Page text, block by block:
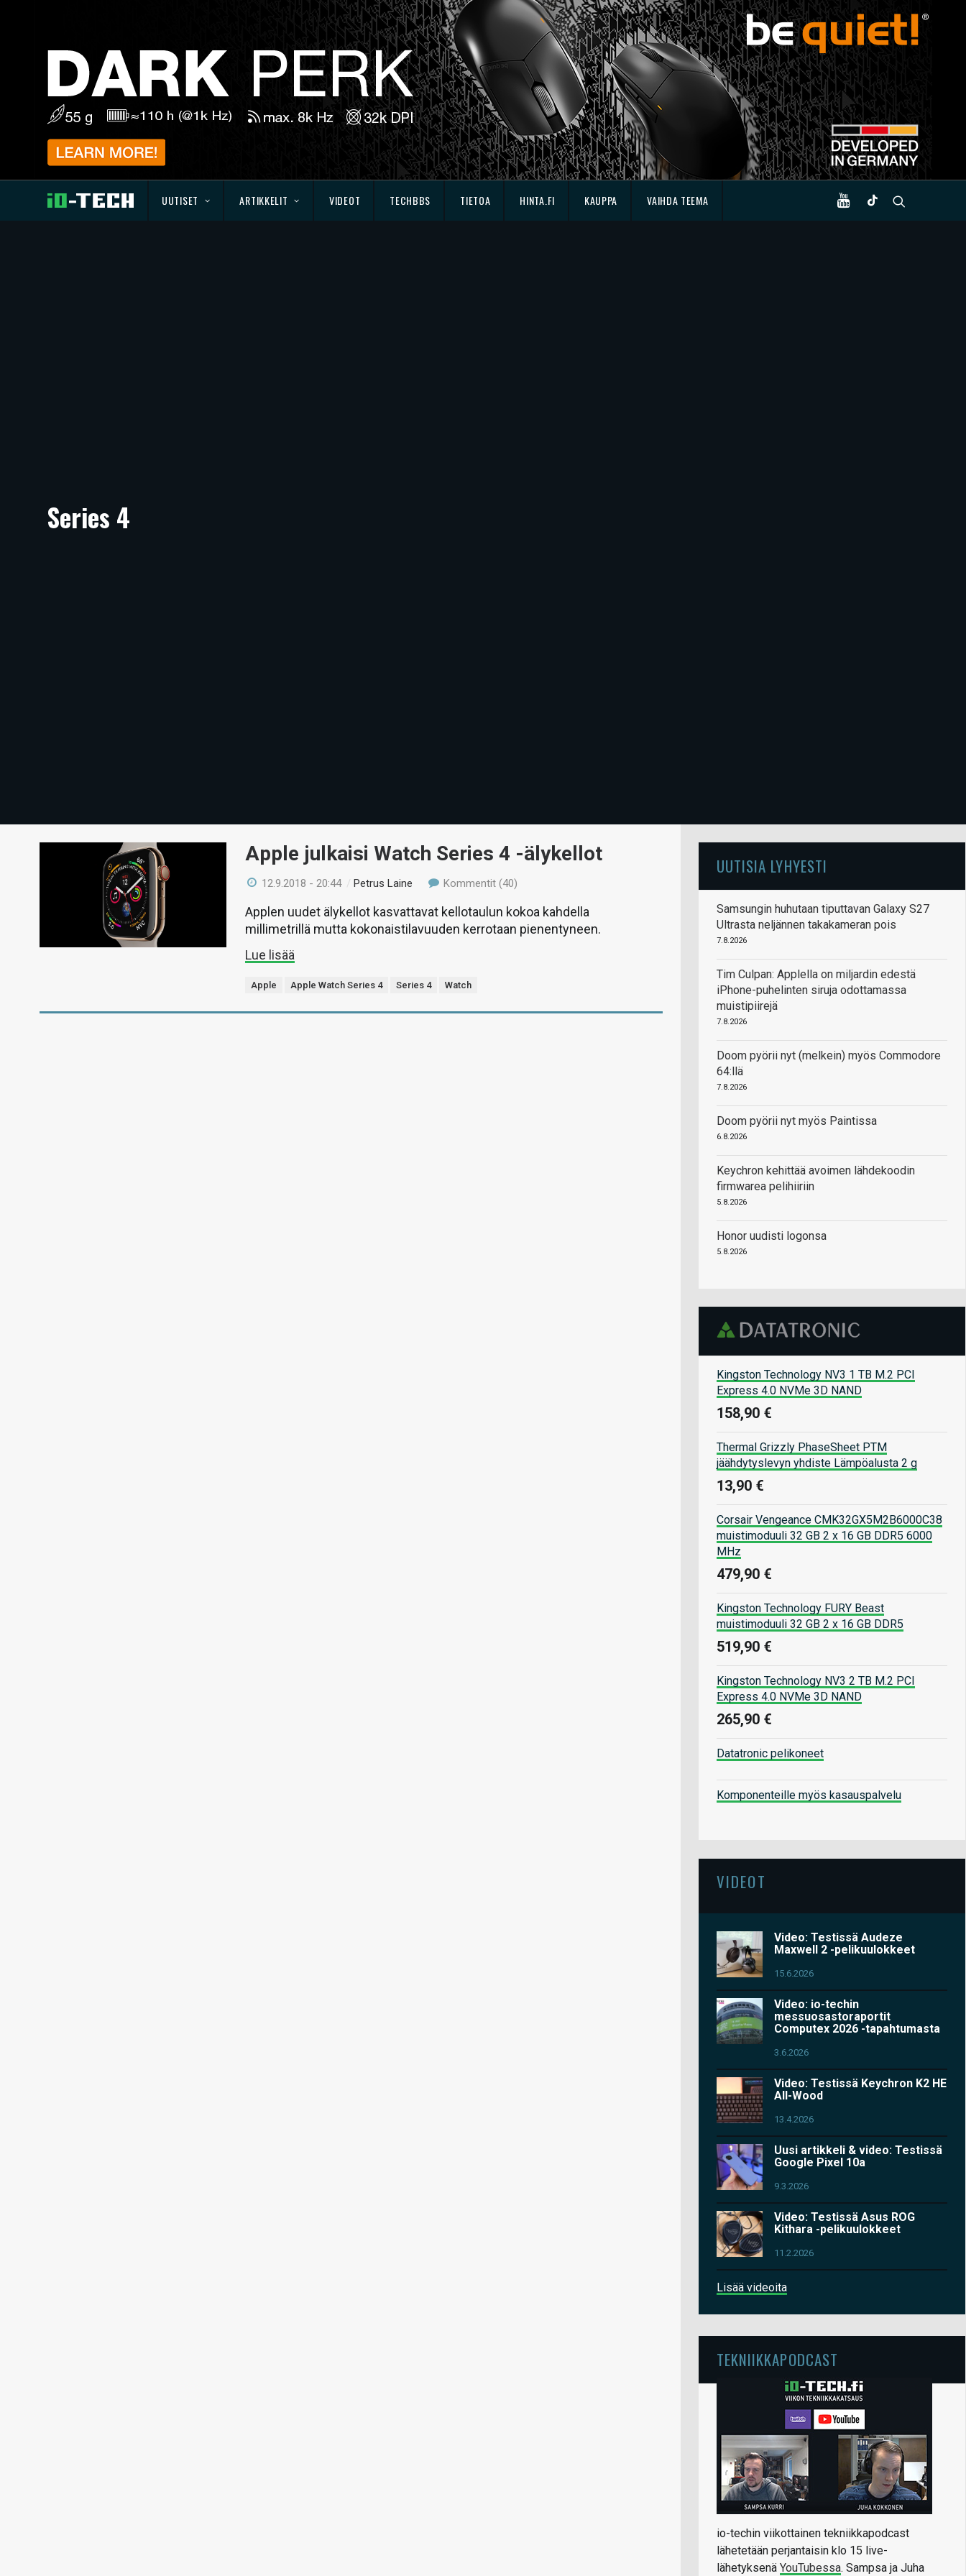
UUTISET ARTIKKELIT VIDEOT TECHBBS TIETOA HINTA.FI KAUPPA VAIHDA TEEMA
Series 4
Apple julkaisi Watch Series 4 -älykellot
12.9.2018 - 20:44 /Petrus Laine Kommentit (40)
Applen uudet älykellot kasvattavat kellotaulun kokoa kahdella
millimetrillä mutta kokonaistilavuuden kerrotaan pienentyneen.
Lue lisää
Apple Apple Watch Series 4 Series 4 Watch
UUTISIA LYHYESTI
Samsungin huhutaan tiputtavan Galaxy S27
Ultrasta neljännen takakameran pois
7.8.2026
Tim Culpan: Applella on miljardin edestä
iPhone-puhelinten siruja odottamassa
muistipiirejä
7.8.2026
Doom pyörii nyt (melkein) myös Commodore
64:llä
7.8.2026
Doom pyörii nyt myös Paintissa
6.8.2026
Keychron kehittää avoimen lähdekoodin
firmwarea pelihiiriin
5.8.2026
Honor uudisti logonsa
5.8.2026
Kingston Technology NV3 1 TB M.2 PCI
Express 4.0 NVMe 3D NAND
158,90 €
Thermal Grizzly PhaseSheet PTM
jäähdytyslevyn yhdiste Lämpöalusta 2 g
13,90 €
Corsair Vengeance CMK32GX5M2B6000C38
muistimoduuli 32 GB 2 x 16 GB DDR5 6000
MHz
479,90 €
Kingston Technology FURY Beast
muistimoduuli 32 GB 2 x 16 GB DDR5
519,90 €
Kingston Technology NV3 2 TB M.2 PCI
Express 4.0 NVMe 3D NAND
265,90 €
Datatronic pelikoneet
Komponenteille myös kasauspalvelu
VIDEOT
Video: Testissä Audeze
Maxwell 2 -pelikuulokkeet
15.6.2026
Video: io-techin
messuosastoraportit
Computex 2026 -tapahtumasta
3.6.2026
Video: Testissä Keychron K2 HE
All-Wood
13.4.2026
Uusi artikkeli & video: Testissä
Google Pixel 10a
9.3.2026
Video: Testissä Asus ROG
Kithara -pelikuulokkeet
11.2.2026
Lisää videoita
TEKNIIKKAPODCAST
io-techin viikottainen tekniikkapodcast
lähetetään perjantaisin klo 15 live-
lähetyksenä YouTubessa. Sampsa ja Juha